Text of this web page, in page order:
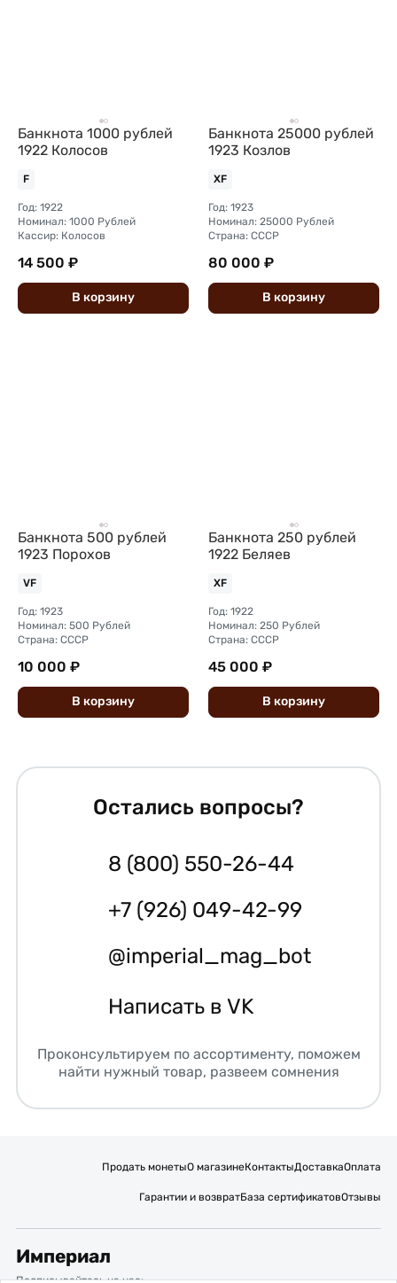
Банкнота 1000 рублей
1922 Колосов
F
Год: 1922
Номинал: 1000 Рублей
Кассир: Колосов
14 500 ₽
В корзину
Банкнота 25000 рублей
1923 Козлов
XF
Год: 1923
Номинал: 25000 Рублей
Страна: СССР
80 000 ₽
В корзину
Банкнота 500 рублей
1923 Порохов
VF
Год: 1923
Номинал: 500 Рублей
Страна: СССР
10 000 ₽
В корзину
Банкнота 250 рублей
1922 Беляев
XF
Год: 1922
Номинал: 250 Рублей
Страна: СССР
45 000 ₽
В корзину
Остались вопросы?
8 (800) 550-26-44
+7 (926) 049-42-99
@imperial_mag_bot
Написать в VK
Проконсультируем по ассортименту, поможем
найти нужный товар, развеем сомнения
Продать монетыО магазинеКонтактыДоставкаОплата
Гарантии и возвратБаза сертификатовОтзывы
Империал
Подписывайтесь на нас: